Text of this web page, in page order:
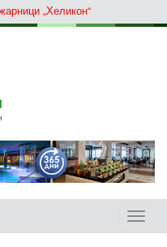
„Хеликон“
Toggle